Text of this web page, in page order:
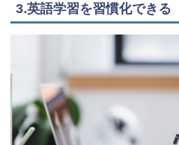
3.英語学習を習慣化できる